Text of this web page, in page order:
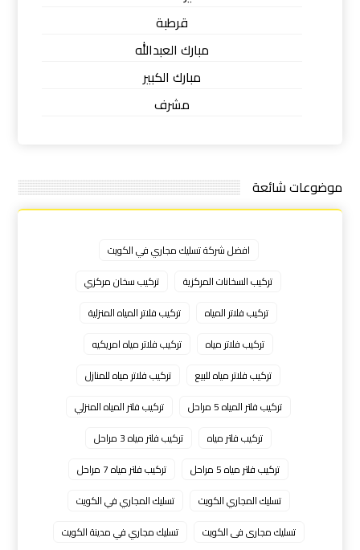
قرطبة
مبارك العبدالله
مبارك الكبير
مشرف
موضوعات شائعة
افضل شركة تسليك مجاري في الكويت
تركيب السخانات المركزية
تركيب سخان مركزي
تركيب فلاتر المياه
تركيب فلاتر المياه المنزلية
تركيب فلاتر مياه
تركيب فلاتر مياه امريكيه
تركيب فلاتر مياه للبيع
تركيب فلاتر مياه للمنازل
تركيب فلتر المياه 5 مراحل
تركيب فلتر المياه المنزلي
تركيب فلتر مياه
تركيب فلتر مياه 3 مراحل
تركيب فلتر مياه 5 مراحل
تركيب فلتر مياه 7 مراحل
تسليك المجاري الكويت
تسليك المجاري في الكويت
تسليك مجارى فى الكويت
تسليك مجاري في مدينة الكويت